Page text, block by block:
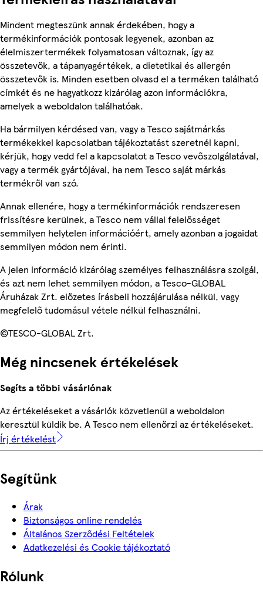
Mindent megteszünk annak érdekében, hogy a
termékinformációk pontosak legyenek, azonban az
élelmiszertermékek folyamatosan változnak, így az
összetevők, a tápanyagértékek, a dietetikai és allergén
összetevők is. Minden esetben olvasd el a terméken található
címkét és ne hagyatkozz kizárólag azon információkra,
amelyek a weboldalon találhatóak.
Ha bármilyen kérdésed van, vagy a Tesco sajátmárkás
termékekkel kapcsolatban tájékoztatást szeretnél kapni,
kérjük, hogy vedd fel a kapcsolatot a Tesco vevőszolgálatával,
vagy a termék gyártójával, ha nem Tesco saját márkás
termékről van szó.
Annak ellenére, hogy a termékinformációk rendszeresen
frissítésre kerülnek, a Tesco nem vállal felelősséget
semmilyen helytelen információért, amely azonban a jogaidat
semmilyen módon nem érinti.
A jelen információ kizárólag személyes felhasználásra szolgál,
és azt nem lehet semmilyen módon, a Tesco-GLOBAL
Áruházak Zrt. előzetes írásbeli hozzájárulása nélkül, vagy
megfelelő tudomásul vétele nélkül felhasználni.
©TESCO-GLOBAL Zrt.
Még nincsenek értékelések
Segíts a többi vásárlónak
Az értékeléseket a vásárlók közvetlenül a weboldalon
keresztül küldik be. A Tesco nem ellenőrzi az értékeléseket.
Írj értékelést
Segítünk
Árak
Biztonságos online rendelés
Általános Szerződési Feltételek
Adatkezelési és Cookie tájékoztató
Rólunk